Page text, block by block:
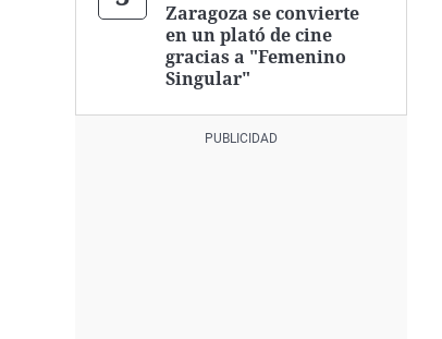
Zaragoza se convierte
en un plató de cine
gracias a "Femenino
Singular"